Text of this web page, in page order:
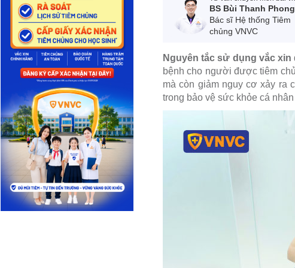
BS Bùi Thanh Phong
Bác sĩ Hệ thống Tiêm
chủng VNVC
Nguyên tắc sử dụng vắc xin
bệnh cho người được tiêm
mà còn giảm nguy cơ xảy ra
trong bảo vệ sức khỏe cá